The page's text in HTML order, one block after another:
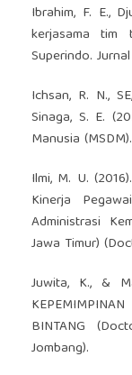
Ibrahim, F. E.,
kerjasama tim
Superindo.
Ichsan, R. N.,
Sinaga, S. E.
Manusia
Ilmi, M. U.
Kinerja
Administrasi
Jawa Timur)
Juwita, K., &
BINTANG
Jombang).